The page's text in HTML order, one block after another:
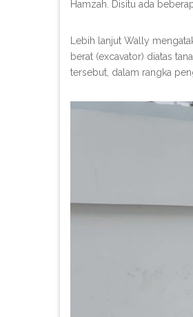
Hamzah. Disitu ada
Lebih lanjut Wally
berat (excavator) diatas
tersebut, dalam rangka